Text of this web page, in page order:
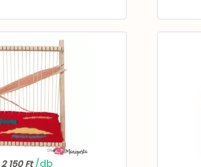
2 150 Ft/db